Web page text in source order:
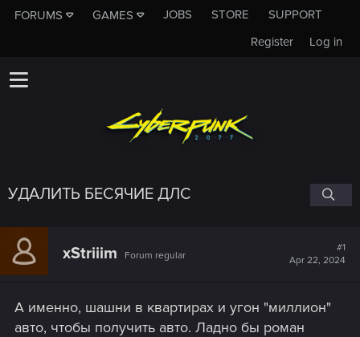
FORUMS GAMES JOBS STORE
SUPPORT
Log in
Register
УДАЛИТЬ БЕСЯЧИЕ ДЛС
xStriiim Forum regular
#1
Apr 22, 2024
А именно, шашни в квартирах и угон "миллион"
авто, чтобы получить авто. Ладно бы роман